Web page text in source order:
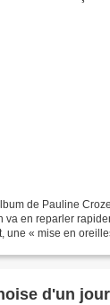
de Pauline
va en reparler
« mise en
d'un